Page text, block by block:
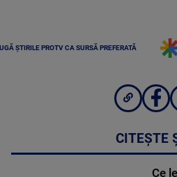
ȘTIRILE PROTV CA SURSĂ PREFERATĂ
CITEȘTE
Ce